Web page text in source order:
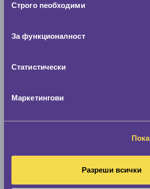
наСтрого nеобходими
За функционалност
Статистически
Маркетингови
Разреши всички
По